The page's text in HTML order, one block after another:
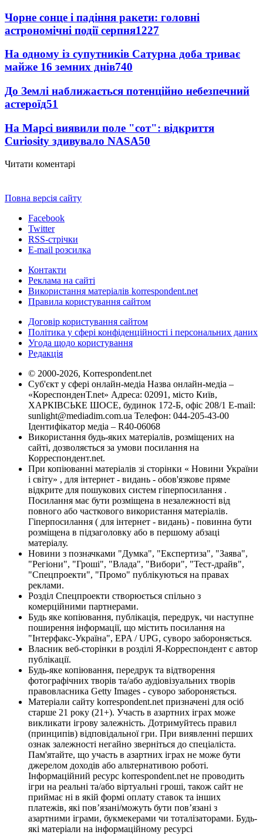
Чорне сонце і падіння ракети: головні
астрономічні події серпня1227
На одному із супутників Сатурна доба триває
майже 16 земних днів740
До Землі наближається потенційно небезпечний
астероїд51
На Марсі виявили поле "сот": відкриття
Curiosity здивувало NASA50
Читати коментарі
Повна версія сайту
Facebook
Twitter
RSS-стрічки
E-mail розсилка
Контакти
Реклама на сайті
Використання матеріалів korrespondent.net
Правила користування сайтом
Договір користування сайтом
Політика у сфері конфіденційності і персональних даних
Угода щодо користування
Редакція
© 2000-2026, Korrespondent.net
Суб'єкт у сфері онлайн-медіа Назва онлайн-медіа –
«КореспонденТ.net» Адреса: 02091, місто Київ,
ХАРКІВСЬКЕ ШОСЕ, будинок 172-Б, офіс 208/1 E-mail:
sunlight@mediadim.com.ua Телефон: 044-205-43-00
Ідентифікатор медіа – R40-06068
Використання будь-яких матеріалів, розміщених на
сайті, дозволяється за умови посилання на
Корреспондент.net.
При копіюванні матеріалів зі сторінки « Новини України
і світу» , для інтернет - видань - обов'язкове пряме
відкрите для пошукових систем гіперпосилання .
Посилання має бути розміщена в незалежності від
повного або часткового використання матеріалів.
Гіперпосилання ( для інтернет - видань) - повинна бути
розміщена в підзаголовку або в першому абзаці
матеріалу.
Новини з позначками "Думка", "Експертиза", "Заява",
"Регіони", "Гроші", "Влада", "Вибори", "Тест-драйв",
"Спецпроекти", "Промо" публікуються на правах
реклами.
Розділ Спецпроекти створюється спільно з
комерційними партнерами.
Будь яке копіювання, публікація, передрук, чи наступне
поширення інформації, що містить посилання на
"Інтерфакс-Україна", EPA / UPG, суворо забороняється.
Власник веб-сторінки в розділі Я-Корреспондент є автор
публікації.
Будь-яке копіювання, передрук та відтворення
фотографічних творів та/або аудіовізуальних творів
правовласника Getty Images - суворо забороняється.
Матеріали сайту korrespondent.net призначені для осіб
старше 21 року (21+). Участь в азартних іграх може
викликати ігрову залежність. Дотримуйтесь правил
(принципів) відповідальної гри. При виявленні перших
ознак залежності негайно зверніться до спеціаліста.
Пам'ятайте, що участь в азартних іграх не може бути
джерелом доходів або альтернативою роботі.
Інформаційний ресурс korrespondent.net не проводить
ігри на реальні та/або віртуальні гроші, також сайт не
приймає ні в якій формі оплату ставок та інших
платежів, які пов’язані/можуть бути пов’язані з
азартними іграми, букмекерами чи тоталізаторами. Будь-
які матеріали на інформаційному ресурсі